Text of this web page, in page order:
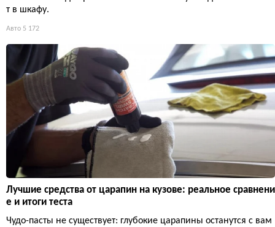
т в шкафу.
Авто 5 172
Лучшие средства от царапин на кузове: реальное сравнени
е и итоги теста
Чудо-пасты не существует: глубокие царапины останутся с вам